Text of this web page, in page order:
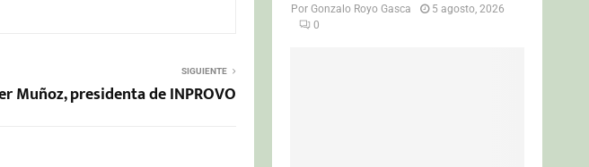
SIGUIENTE
Muñoz, presidenta de INPROVO
PorGonzalo Royo Gasca
5 agosto, 2026
0